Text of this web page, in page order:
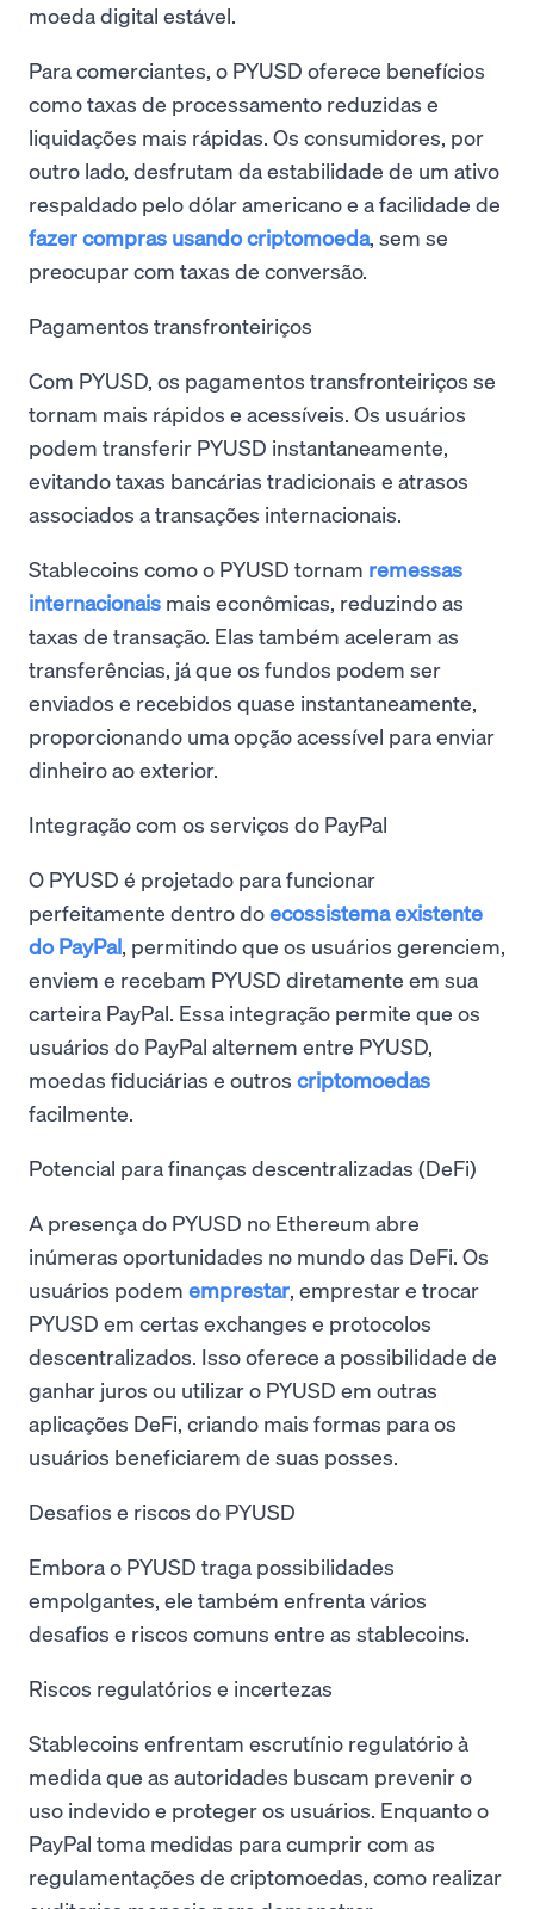
moeda digital estável.
Para comerciantes, o PYUSD oferece benefícios
como taxas de processamento reduzidas e
liquidações mais rápidas. Os consumidores, por
outro lado, desfrutam da estabilidade de um ativo
respaldado pelo dólar americano e a facilidade de
fazer compras usando criptomoeda, sem se
preocupar com taxas de conversão.
Pagamentos transfronteiriços
Com PYUSD, os pagamentos transfronteiriços se
tornam mais rápidos e acessíveis. Os usuários
podem transferir PYUSD instantaneamente,
evitando taxas bancárias tradicionais e atrasos
associados a transações internacionais.
Stablecoins como o PYUSD tornam remessas
internacionais mais econômicas, reduzindo as
taxas de transação. Elas também aceleram as
transferências, já que os fundos podem ser
enviados e recebidos quase instantaneamente,
proporcionando uma opção acessível para enviar
dinheiro ao exterior.
Integração com os serviços do PayPal
O PYUSD é projetado para funcionar
perfeitamente dentro doecossistema existente
do PayPal, permitindo que os usuários gerenciem,
enviem e recebam PYUSD diretamente em sua
carteira PayPal. Essa integração permite que os
usuários do PayPal alternem entre PYUSD,
moedas fiduciárias e outros criptomoedas
facilmente.
Potencial para finanças descentralizadas (DeFi)
A presença do PYUSD no Ethereum abre
inúmeras oportunidades no mundo das DeFi. Os
usuários podem emprestar, emprestar e trocar
PYUSD em certas exchanges e protocolos
descentralizados. Isso oferece a possibilidade de
ganhar juros ou utilizar o PYUSD em outras
aplicações DeFi, criando mais formas para os
usuários beneficiarem de suas posses.
Desafios e riscos do PYUSD
Embora o PYUSD traga possibilidades
empolgantes, ele também enfrenta vários
desafios e riscos comuns entre as stablecoins.
Riscos regulatórios e incertezas
Stablecoins enfrentam escrutínio regulatório à
medida que as autoridades buscam prevenir o
uso indevido e proteger os usuários. Enquanto o
PayPal toma medidas para cumprir com as
regulamentações de criptomoedas, como realizar